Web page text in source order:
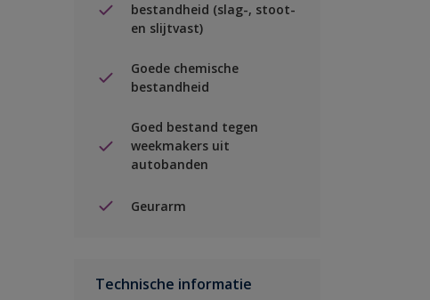
bestandheid (slag-, stoot-
en slijtvast)
Goede chemische
bestandheid
Goed bestand tegen
weekmakers uit
autobanden
Geurarm
Technische informatie